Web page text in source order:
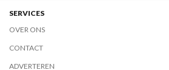
SERVICES
OVER ONS
CONTACT
ADVERTEREN